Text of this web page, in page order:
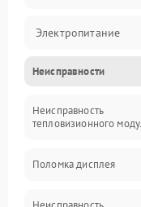
Электропитание
Измерения
Матрица
Неисправности
Неисправность
тепловизионного
Поломка дисплея